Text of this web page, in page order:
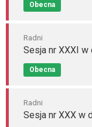
Obecna
Radni
Sesja nr XXXI
Obecna
Radni
Sesja nr XXX w